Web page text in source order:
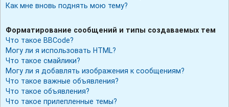
Как мне вновь поднять мою тему?
Форматирование сообщений и типы создаваемых тем
Что такое BBCode?
Могу ли я использовать HTML?
Что такое смайлики?
Могу ли я добавлять изображения к сообщениям?
Что такое важные объявления?
Что такое объявления?
Что такое прилепленные темы?